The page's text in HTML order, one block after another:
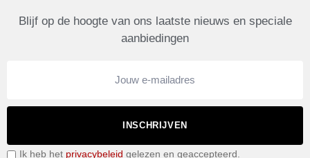
Blijf op de hoogte van ons laatste nieuws en speciale
aanbiedingen
INSCHRIJVEN
Ik heb het privacybeleid gelezen en geaccepteerd.